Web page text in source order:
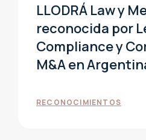
LLODRÁ Law y
reconocida por
Compliance y
M&A en
RECONOCIMIENTOS